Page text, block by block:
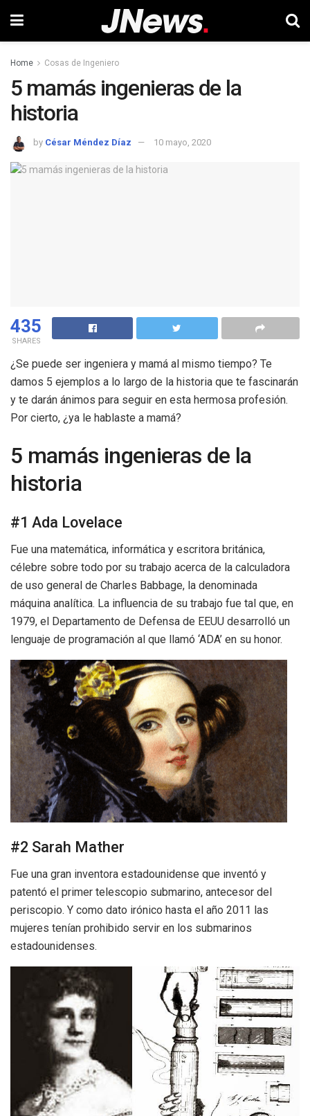
Home Cosas de Ingeniero
5 mamás ingenieras de la
historia
by César Méndez Díaz 10 mayo, 2020
435
SHARES
¿Se puede ser ingeniera y mamá al mismo tiempo? Te
damos 5 ejemplos a lo largo de la historia que te fascinarán
y te darán ánimos para seguir en esta hermosa profesión.
Por cierto, ¿ya le hablaste a mamá?
5 mamás ingenieras de la
historia
#1 Ada Lovelace
Fue una matemática, informática y escritora británica,
célebre sobre todo por su trabajo acerca de la calculadora
de uso general de Charles Babbage, la denominada
máquina analítica. La influencia de su trabajo fue tal que, en
1979, el Departamento de Defensa de EEUU desarrolló un
lenguaje de programación al que llamó ‘ADA’ en su honor.
#2 Sarah Mather
Fue una gran inventora estadounidense que inventó y
patentó el primer telescopio submarino, antecesor del
periscopio. Y como dato irónico hasta el año 2011 las
mujeres tenían prohibido servir en los submarinos
estadounidenses.